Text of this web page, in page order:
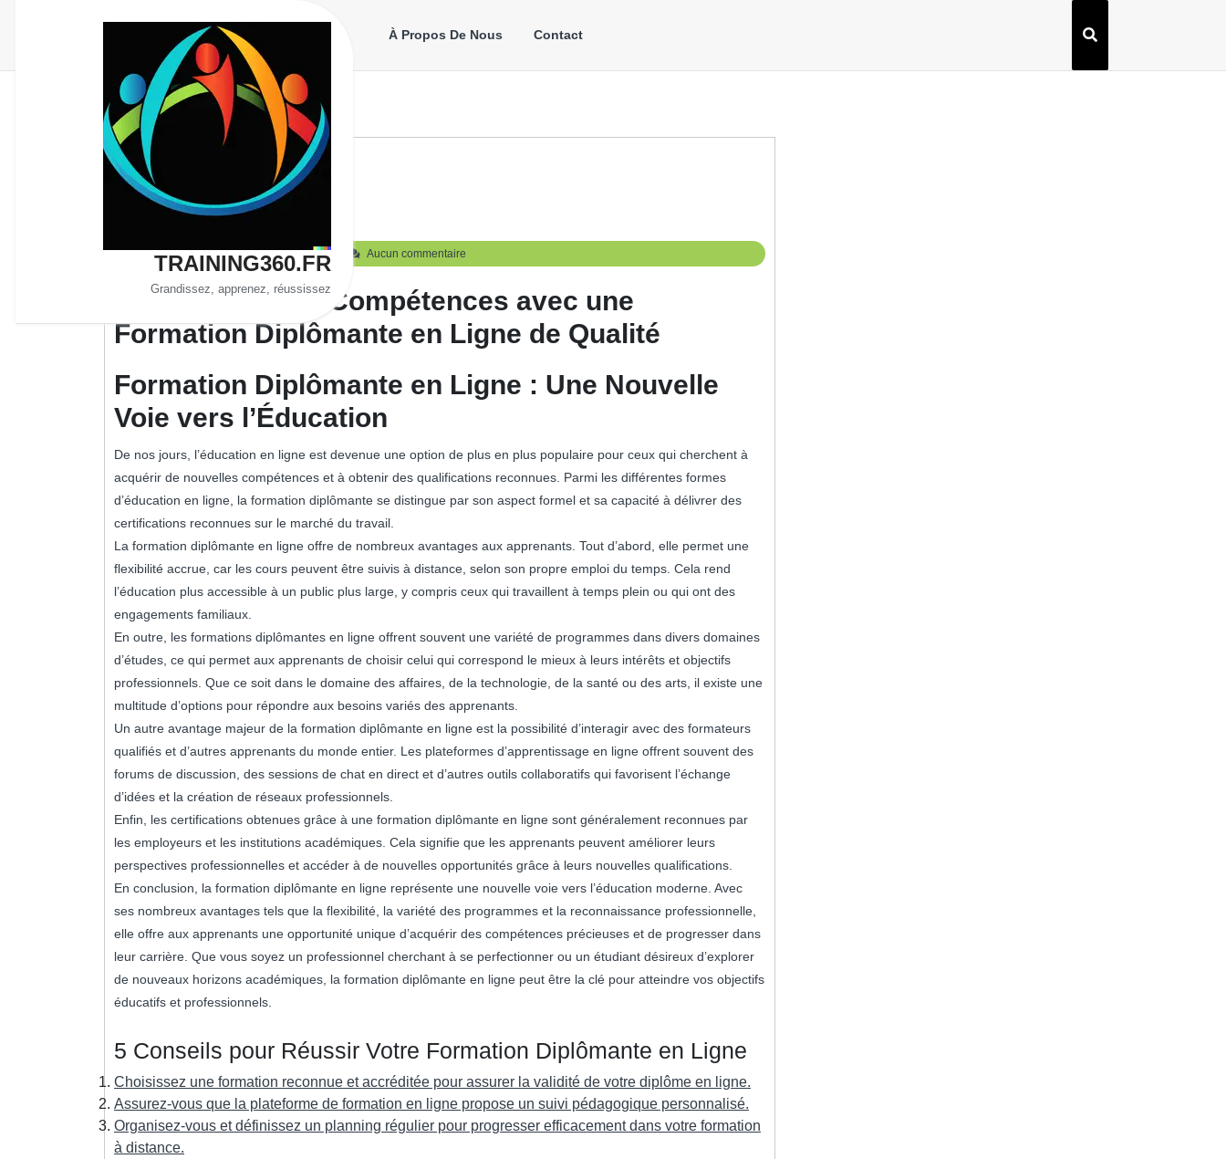
TRAINING360.FR
Grandissez, apprenez, réussissez
À Propos De Nous Contact
Diplôme
19 septembre 2025
19
septembre
2025
training360 training360
Aucun commentaire
Développez vos Compétences avec une
Formation Diplômante en Ligne de Qualité
Formation Diplômante en Ligne : Une Nouvelle
Voie vers l’Éducation
De nos jours, l’éducation en ligne est devenue une option de plus en plus populaire pour ceux qui cherchent à
acquérir de nouvelles compétences et à obtenir des qualifications reconnues. Parmi les différentes formes
d’éducation en ligne, la formation diplômante se distingue par son aspect formel et sa capacité à délivrer des
certifications reconnues sur le marché du travail.
La formation diplômante en ligne offre de nombreux avantages aux apprenants. Tout d’abord, elle permet une
flexibilité accrue, car les cours peuvent être suivis à distance, selon son propre emploi du temps. Cela rend
l’éducation plus accessible à un public plus large, y compris ceux qui travaillent à temps plein ou qui ont des
engagements familiaux.
En outre, les formations diplômantes en ligne offrent souvent une variété de programmes dans divers domaines
d’études, ce qui permet aux apprenants de choisir celui qui correspond le mieux à leurs intérêts et objectifs
professionnels. Que ce soit dans le domaine des affaires, de la technologie, de la santé ou des arts, il existe une
multitude d’options pour répondre aux besoins variés des apprenants.
Un autre avantage majeur de la formation diplômante en ligne est la possibilité d’interagir avec des formateurs
qualifiés et d’autres apprenants du monde entier. Les plateformes d’apprentissage en ligne offrent souvent des
forums de discussion, des sessions de chat en direct et d’autres outils collaboratifs qui favorisent l’échange
d’idées et la création de réseaux professionnels.
Enfin, les certifications obtenues grâce à une formation diplômante en ligne sont généralement reconnues par
les employeurs et les institutions académiques. Cela signifie que les apprenants peuvent améliorer leurs
perspectives professionnelles et accéder à de nouvelles opportunités grâce à leurs nouvelles qualifications.
En conclusion, la formation diplômante en ligne représente une nouvelle voie vers l’éducation moderne. Avec
ses nombreux avantages tels que la flexibilité, la variété des programmes et la reconnaissance professionnelle,
elle offre aux apprenants une opportunité unique d’acquérir des compétences précieuses et de progresser dans
leur carrière. Que vous soyez un professionnel cherchant à se perfectionner ou un étudiant désireux d’explorer
de nouveaux horizons académiques, la formation diplômante en ligne peut être la clé pour atteindre vos objectifs
éducatifs et professionnels.
5 Conseils pour Réussir Votre Formation Diplômante en Ligne
Choisissez une formation reconnue et accréditée pour assurer la validité de votre diplôme en ligne.
Assurez-vous que la plateforme de formation en ligne propose un suivi pédagogique personnalisé.
Organisez-vous et définissez un planning régulier pour progresser efficacement dans votre formation
à distance.